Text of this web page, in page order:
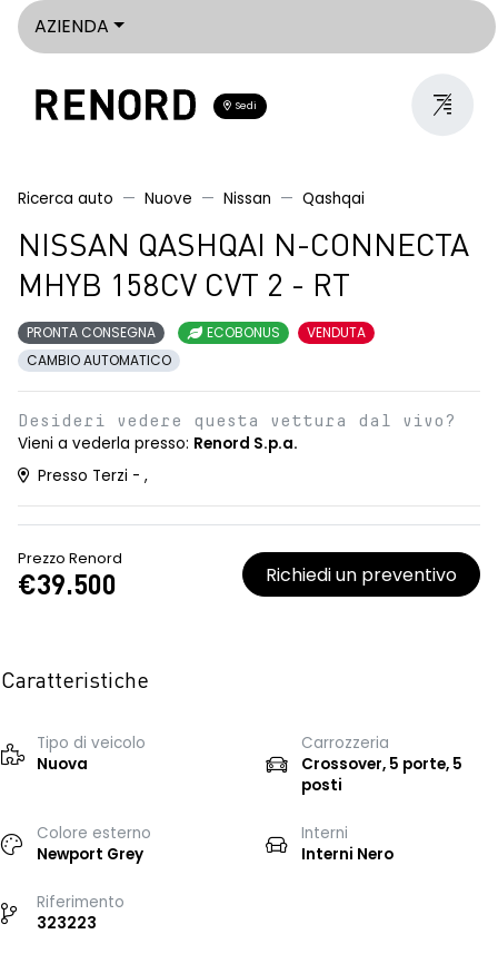
AZIENDA
Sedi
Ricerca auto Nuove Nissan Qashqai
NISSAN QASHQAI N-CONNECTA
MHYB 158CV CVT 2 - RT
PRONTA CONSEGNA ECOBONUS
VENDUTA
CAMBIO AUTOMATICO
Desideri vedere questa vettura dal vivo?
Vieni a vederla presso: Renord S.p.a.
Presso Terzi - ,
Prezzo Renord
€39.500 Richiedi un preventivo
Caratteristiche
Tipo di veicolo
Nuova
Carrozzeria
Crossover, 5 porte, 5
posti
Colore esterno
Newport Grey
Interni
Interni Nero
Riferimento
323223